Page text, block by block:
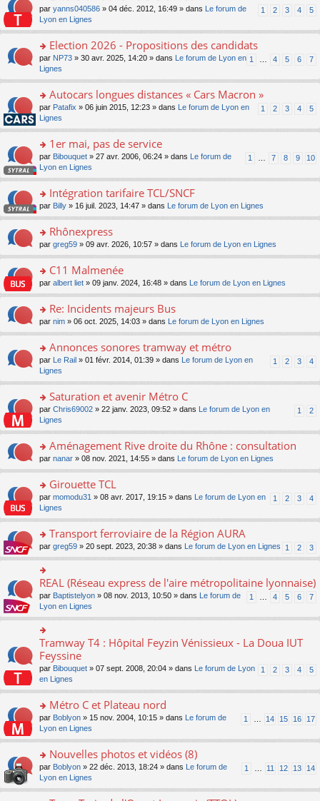
c
e
pl
u
s
ré
c
e
nt
o
n
pl
u
s
ré
c
nt
e
s
g
e
n
o
n
le
s
ré
e
ult
er
le
m
e
s
s
e
n
o
n
lu
pl
ré
c
e
o
s
er
le
m
e
s
s
a
n
o
n
lu
le
u
ré
c
e
1 2 3 4 5
par yanns040586 » 04 déc. 2012, 16:49 » dans
Le forum de
Lyon en Lignes
o
s
er
le
m
e
s
s
a
n
o
n
lu
pl
s
ré
c
nt
Election 2026 - Propositions des candidats
1 4 5 6 7
par NP73 » 30 avr. 2025, 14:20 » dans
Le forum de Lyon en
Lignes
o
s
er
le
m
e
s
s
e
n
o
n
le
u
s
ré
e
nt
Autocars longues distances « Cars Macron »
1 2 3 4 5
par Patafix » 06 juin 2015, 12:23 » dans
Le forum de Lyon en
Lignes
o
s
er
le
m
e
s
g
e
n
o
lu
pl
u
ré
e
nt
1er mai, pas de service
1 7 8 9 10
par Bibouquet » 27 avr. 2006, 06:24 » dans
Le forum de
Lyon en Lignes
o
n
ult
er
le
m
e
a
g
e
n
n
pl
u
ré
e
nt
Intégration tarifaire TCL/SNCF
par Billy » 16 juil. 2023, 14:47 » dans Le forum de Lyon en Lignes
o
n
ult
er
le
m
e
a
g
e
n
o
lu
u
s
ré
e
nt
Rhônexpress
par greg59 » 09 avr. 2026, 10:57 » dans Le forum de Lyon en Lignes
o
n
ult
er
le
m
e
s
g
e
n
o
n
le
u
s
ré
c
nt
C11 Malmenée
par albert liet » 09 janv. 2024, 16:48 » dans Le forum de Lyon en Lignes
o
n
ult
er
le
m
e
s
s
e
n
o
n
le
s
ré
c
e
nt
Re: Incidents majeurs Bus
par nim » 06 oct. 2025, 14:03 » dans Le forum de Lyon en Lignes
o
s
er
le
m
e
s
s
e
n
o
n
lu
pl
s
ré
c
nt
Annonces sonores tramway et métro
1 2 3 4
par Le Rail » 01 févr. 2014, 01:39 » dans
Le forum de Lyon en
Lignes
o
s
er
le
m
e
s
s
e
n
o
n
lu
pl
ré
e
nt
Saturation et avenir Métro C
1 2
par Chris69002 » 22 janv. 2023, 09:52 » dans
Le forum de Lyon en
Lignes
o
n
ult
er
le
m
e
s
a
e
n
o
n
lu
le
pl
u
s
ré
c
e
nt
Aménagement Rive droite du Rhône : consultation
par nanar » 08 nov. 2021, 14:55 » dans Le forum de Lyon en Lignes
o
s
er
le
m
e
s
s
a
e
o
n
lu
le
pl
s
ré
c
e
nt
Girouette TCL
1 2 3 4
par momodu31 » 08 avr. 2017, 19:15 » dans
Le forum de Lyon en
Lignes
o
n
s
ult
er
le
m
e
s
a
e
n
lu
le
pl
s
ré
c
e
Transport ferroviaire de la Région AURA
1 2 3
par greg59 » 20 sept. 2023, 20:38 » dans Le forum de Lyon en Lignes
o
n
s
le
m
e
s
s
a
e
n
o
n
lu
le
pl
REAL (Réseau express de l'aire métropolitaine lyonnaise)
1 4 5 6 7
par Baptistelyon » 08 nov. 2013, 10:50 » dans
Le forum de
Lyon en Lignes
o
n
ult
le
m
e
s
s
g
e
n
o
Tramway T4 : Hôpital Feyzin Vénissieux - La Doua IUT
Feyssine
1 2 3 4 5
par Bibouquet » 07 sept. 2008, 20:04 » dans
Le forum de Lyon
en Lignes
o
s
er
le
m
e
Métro C et Plateau nord
1 14 15 16 17
par Boblyon » 15 nov. 2004, 10:15 » dans
Le forum de
Lyon en Lignes
o
s
Nouvelles photos et vidéos (8)
1 11 12 13 14
par Boblyon » 22 déc. 2013, 18:24 » dans
Le forum de
Lyon en Lignes